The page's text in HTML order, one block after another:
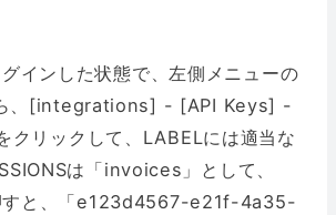
インした状態で、左側メニューの
、[integrations] - [API Keys] -
リックして、LABELには適当な
は「invoices」として、
と、「e123d4567-e21f-4a35-